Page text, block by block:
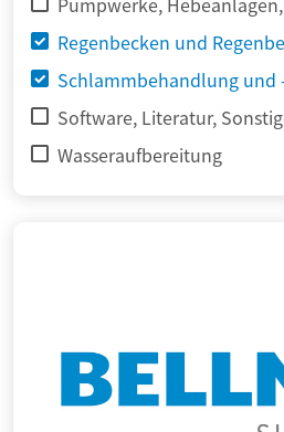
Regenbecken und
Schlammbehandlung und
Software, Literatur,
Wasseraufbereitung